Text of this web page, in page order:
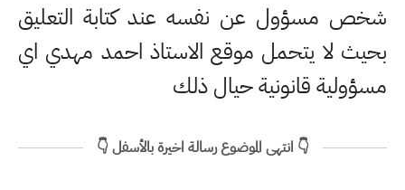
شخص مسؤول عن نفسه عند كتابة التعليق
بحيث لا يتحمل موقع الاستاذ احمد مهدي اي
مسؤولية قانونية حيال ذلك
👇 انتهى الموضوع رسالة اخيرة بالأسفل 👇